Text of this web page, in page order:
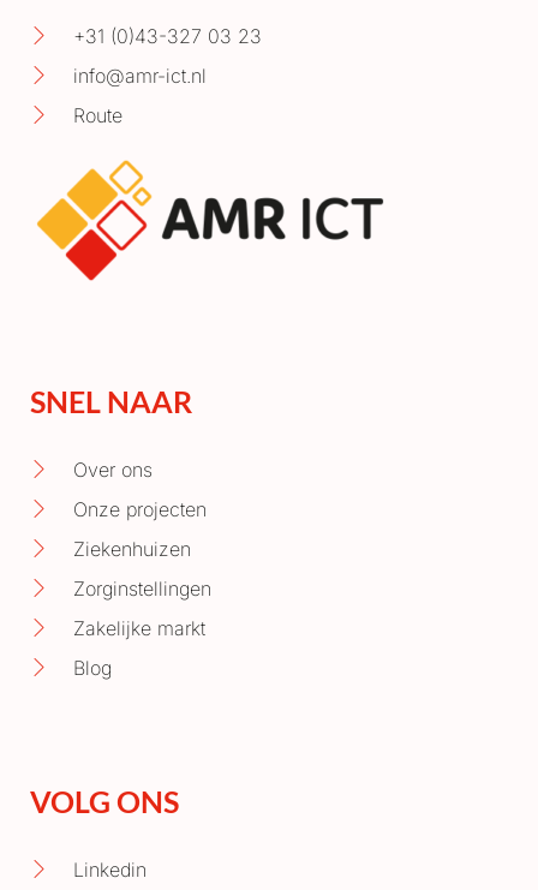
+31 (0)43-327 03 23
info@amr-ict.nl
Route
SNEL NAAR
Over ons
Onze projecten
Ziekenhuizen
Zorginstellingen
Zakelijke markt
Blog
VOLG ONS
Linkedin